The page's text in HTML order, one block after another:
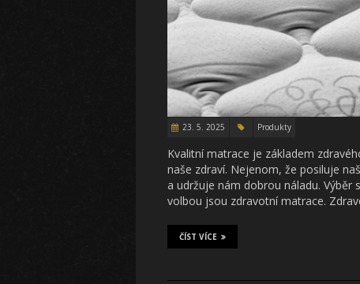
23. 5. 2025 Produkty
Kvalitní matrace je základem
naše zdraví. Nejenom, že posiluje
a udržuje nám dobrou náladu.
volbou jsou zdravotní matrace.
ČÍST VÍCE